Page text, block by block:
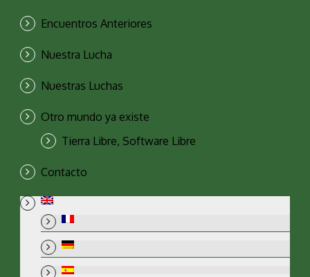
Encuentros Anteriores
Nuestra Lucha
Nuestras Luchas
Otro mundo ya existe
Tierra Libre, Software Libre
Contacto